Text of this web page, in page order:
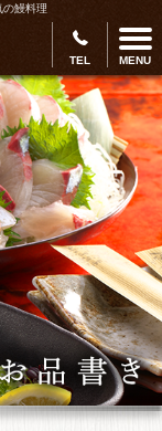
の鰻料理
TEL MENU